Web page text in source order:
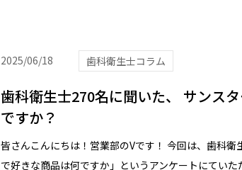
2025/06/18 歯科衛生士コラム
歯科衛生士270名に聞いた、 サンス
ですか？
皆さんこんにちは！営業部のVです！ 今回は、歯科
で好きな商品は何ですか」というアンケートにてい